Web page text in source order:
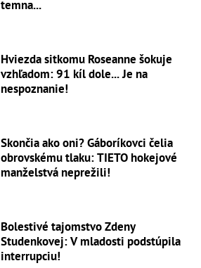
temna...
Hviezda sitkomu Roseanne šokuje
vzhľadom: 91 kíl dole... Je na
nespoznanie!
Skončia ako oni? Gáboríkovci čelia
obrovskému tlaku: TIETO hokejové
manželstvá neprežili!
Bolestivé tajomstvo Zdeny
Studenkovej: V mladosti podstúpila
interrupciu!